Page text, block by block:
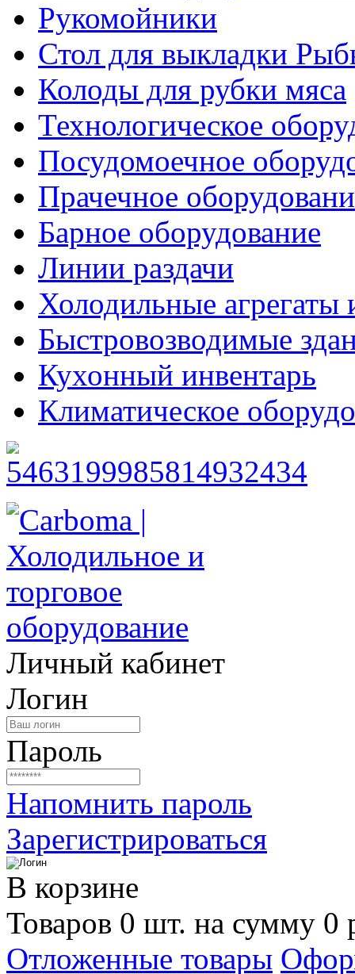
Рукомойники
Стол для выкладки
Колоды для рубки мяса
Технологическое
Посудомоечное
Прачечное
Барное оборудование
Линии раздачи
Холодильные агрегаты
Быстровозводимые
Кухонный инвентарь
Климатическое
Личный кабинет
Логин
Пароль
Напомнить пароль
Зарегистрироваться
В корзине
Товаров 0 шт. на сумму 0
Отложенные товары